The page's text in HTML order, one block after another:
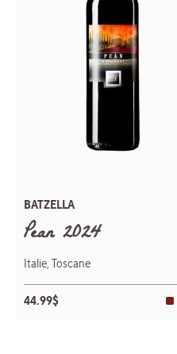
BATZELLA
Pean 2024
Italie, Toscane
44.99$